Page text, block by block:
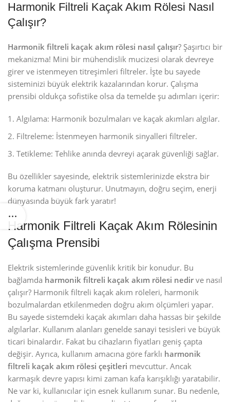
Harmonik Filtreli Kaçak Akım Rölesi Nasıl
Çalışır?
Harmonik filtreli kaçak akım rölesi nasıl çalışır? Şaşırtıcı bir
mekanizma! Mini bir mühendislik mucizesi olarak devreye
girer ve istenmeyen titreşimleri filtreler. İşte bu sayede
sisteminizi büyük elektrik kazalarından korur. Çalışma
prensibi oldukça sofistike olsa da temelde şu adımları içerir:
Algılama: Harmonik bozulmaları ve kaçak akımları algılar.
Filtreleme: İstenmeyen harmonik sinyalleri filtreler.
Tetikleme: Tehlike anında devreyi açarak güvenliği sağlar.
Bu özellikler sayesinde, elektrik sistemlerinizde ekstra bir
koruma katmanı oluşturur. Unutmayın, doğru seçim, enerji
dünyasında büyük fark yaratır!
Harmonik Filtreli Kaçak Akım Rölesinin
Çalışma Prensibi
Elektrik sistemlerinde güvenlik kritik bir konudur. Bu
bağlamda harmonik filtreli kaçak akım rölesi nedir ve nasıl
çalışır? Harmonik filtreli kaçak akım röleleri, harmonik
bozulmalardan etkilenmeden doğru akım ölçümleri yapar.
Bu sayede sistemdeki kaçak akımları daha hassas bir şekilde
algılarlar. Kullanım alanları genelde sanayi tesisleri ve büyük
ticari binalardır. Fakat bu cihazların fiyatları geniş çapta
değişir. Ayrıca, kullanım amacına göre farklı harmonik
filtreli kaçak akım rölesi çeşitleri mevcuttur. Ancak
karmaşık devre yapısı kimi zaman kafa karışıklığı yaratabilir.
Ne var ki, kullanıcılar için esnek kullanım sunar. Bu nedenle,